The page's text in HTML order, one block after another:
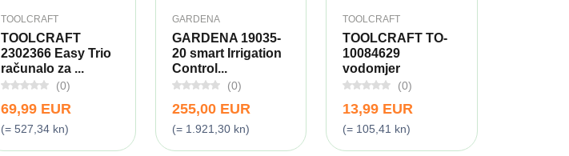
TOOLCRAFT
TOOLCRAFT
2302366 Easy Trio
računalo za ...
(0)
69,99 EUR
(= 527,34 kn)
GARDENA
GARDENA 19035-
20 smart Irrigation
Control...
(0)
255,00 EUR
(= 1.921,30 kn)
TOOLCRAFT
TOOLCRAFT TO-
10084629
vodomjer
(0)
13,99 EUR
(= 105,41 kn)